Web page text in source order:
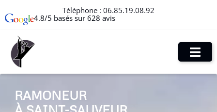
Téléphone : 06.85.19.08.92
4.8/5 basés sur 628 avis
RAMONEUR